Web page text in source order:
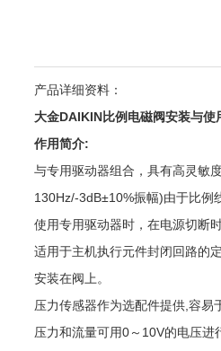
产品详细资料：
大金DAIKIN比例电磁阀安装与使
作用简介:
与专用驱动器组合，具有高灵敏
130Hz/-3dB±10%振幅)由于比例
使用专用驱动器时，在电源切断
适用于主机执行元件封闭回路的
安装在阀上。
压力传感器作为选配件提供,容易
压力和流量可用0～10V的电压